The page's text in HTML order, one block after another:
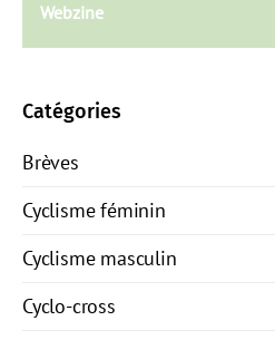
Webzine
Catégories
Brèves
Cyclisme féminin
Cyclisme masculin
Cyclo-cross